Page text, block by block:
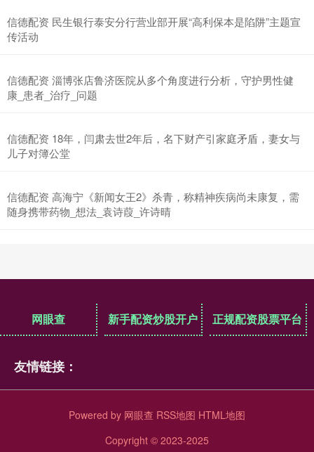
信德配资 民生银行泰安分行营业部开展“高利保本是陷阱”主题宣
传活动
信德配资 淄博张店鲁济医院从多个角度进行分析，守护男性健
康_患者_治疗_问题
信德配资 18年，闫肃去世2年后，名下财产引家庭矛盾，妻女与
儿子对簿公堂
信德配资 高海宁《新闻女王2》杀青，称精神疾病尚未康复，需
随身携带药物_想法_袁诗葭_许诗晴
网眼查 新手配资炒股开户 正规配资股票平台
友情链接：
Powered by 网眼查 RSS地图 HTML地图
Copyright © 2023-2025